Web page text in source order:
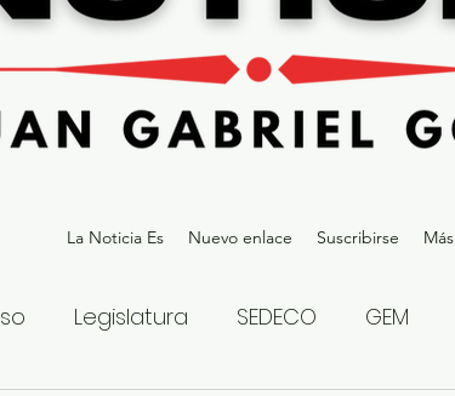
La Noticia Es Nuevo enlace Suscribirse Más
Legislatura SEDECO GEM